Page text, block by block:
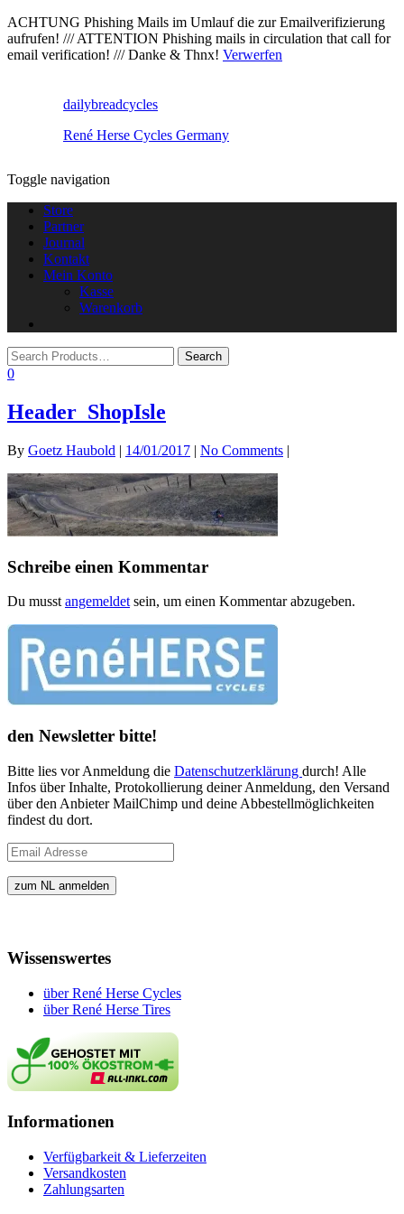
ACHTUNG Phishing Mails im Umlauf die zur Emailverifizierung
aufrufen! /// ATTENTION Phishing mails in circulation that call for
email verification! /// Danke & Thnx! Verwerfen
dailybreadcycles
René Herse Cycles Germany
Toggle navigation
Store
Partner
Journal
Kontakt
Mein Konto
Kasse
Warenkorb
0
Header_ShopIsle
By Goetz Haubold | 14/01/2017 | No Comments |
Schreibe einen Kommentar
Du musst angemeldet sein, um einen Kommentar abzugeben.
den Newsletter bitte!
Bitte lies vor Anmeldung die Datenschutzerklärung durch! Alle
Infos über Inhalte, Protokollierung deiner Anmeldung, den Versand
über den Anbieter MailChimp und deine Abbestellmöglichkeiten
findest du dort.
Wissenswertes
über René Herse Cycles
über René Herse Tires
Informationen
Verfügbarkeit & Lieferzeiten
Versandkosten
Zahlungsarten